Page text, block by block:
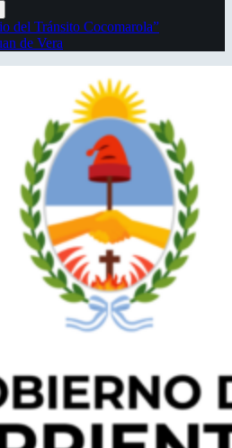
del Tránsito Cocomarola”
de Vera